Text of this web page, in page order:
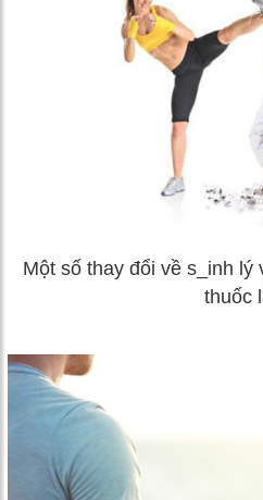
Một số thay đổi về s_inh lý
thuốc